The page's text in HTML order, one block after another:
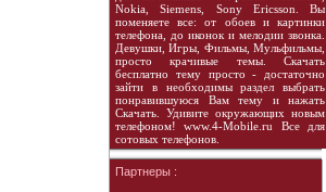
Nokia, Siemens, Sony Ericsson. Вы
поменяете все: от обоев и картинки
телефона, до иконок и мелодии звонка.
Девушки, Игры, Фильмы, Мульфильмы,
просто крачивые темы. Скачать
бесплатно тему просто - достаточно
зайти в необходимы раздел выбрать
понравившуюся Вам тему и нажать
Скачать. Удивите окружающих новым
телефоном! www.4-Mobile.ru Все для
сотовых телефонов.
Партнеры :